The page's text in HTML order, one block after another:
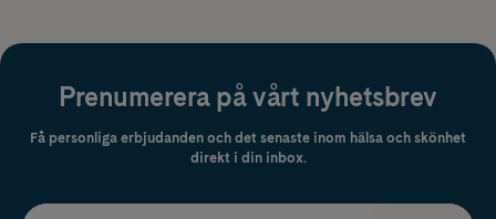
Prenumerera på vårt nyhetsbrev
Få personliga erbjudanden och det senaste inom hälsa och skönhet
direkt i din inbox.